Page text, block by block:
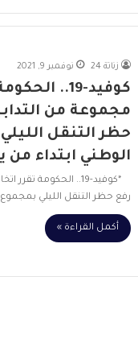
زناتة 24 نوفمبر 9, 2021
كوفيد-19..
مجموعة من
حظر التنقل
الوطني ابتداء من
*كوفيد-19.. الحكومة
رفع حظر التنقل الليلي
أكمل القراءة »